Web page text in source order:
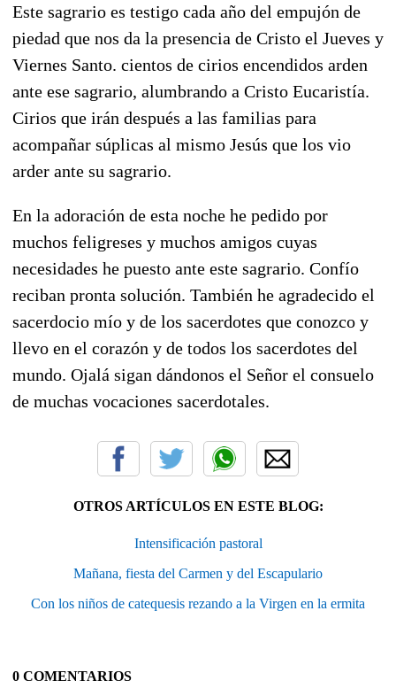
Este sagrario es testigo cada año del empujón de
piedad que nos da la presencia de Cristo el Jueves y
Viernes Santo. cientos de cirios encendidos arden
ante ese sagrario, alumbrando a Cristo Eucaristía.
Cirios que irán después a las familias para
acompañar súplicas al mismo Jesús que los vio
arder ante su sagrario.
En la adoración de esta noche he pedido por
muchos feligreses y muchos amigos cuyas
necesidades he puesto ante este sagrario. Confío
reciban pronta solución. También he agradecido el
sacerdocio mío y de los sacerdotes que conozco y
llevo en el corazón y de todos los sacerdotes del
mundo. Ojalá sigan dándonos el Señor el consuelo
de muchas vocaciones sacerdotales.
OTROS ARTÍCULOS EN ESTE BLOG:
Intensificación pastoral
Mañana, fiesta del Carmen y del Escapulario
Con los niños de catequesis rezando a la Virgen en la ermita
0 COMENTARIOS